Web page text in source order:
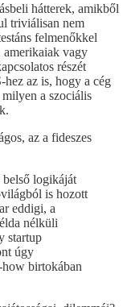
hátterek, amikből
triviálisan nem
felmenőkkel
amerikaiak vagy
részét
az is, hogy a cég
a szociális
az a fideszes
logikáját
is hozott
eddigi, a
nélküli
startup
úgy
birtokában